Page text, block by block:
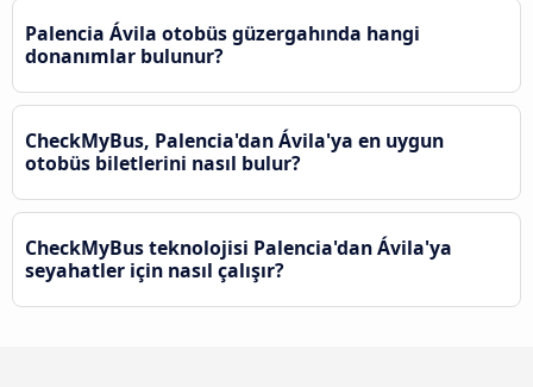
Palencia Ávila‎ otobüs güzergahında hangi
donanımlar bulunur?
CheckMyBus, Palencia'dan Ávila‎'ya en uygun
otobüs biletlerini nasıl bulur?
CheckMyBus teknolojisi Palencia'dan Ávila‎'ya
seyahatler için nasıl çalışır?